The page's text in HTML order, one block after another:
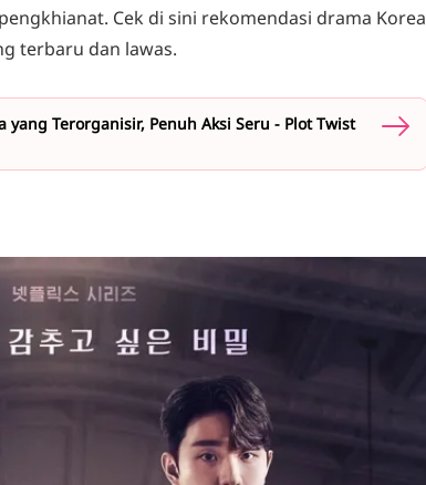
Cek di sini rekomendasi drama Korea
terbaru dan lawas.
Terorganisir, Penuh Aksi Seru - Plot Twist